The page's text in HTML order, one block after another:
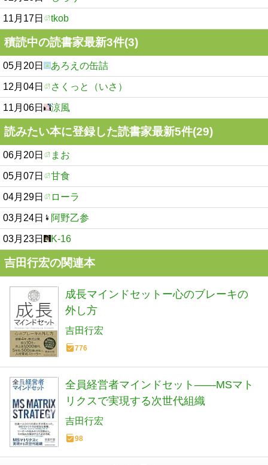
11月17日 tkob
積読中の読書家最新3件(3)
05月20日 あろえの缶詰
12月04日 さくっと（いさ）
11月06日 涼風
読みたい本に登録した読書家最新5件(29)
06月20日 まお
05月07日 甘食
04月29日 ローラ
03月24日 阿野乙参
03月23日 K-16
吉田行宏の関連本
成長マインドセットー心のブレーキの
外し方
吉田行宏
776
全員経営者マインドセット――MSマト
リクスで実現する次世代組織
吉田行宏
98